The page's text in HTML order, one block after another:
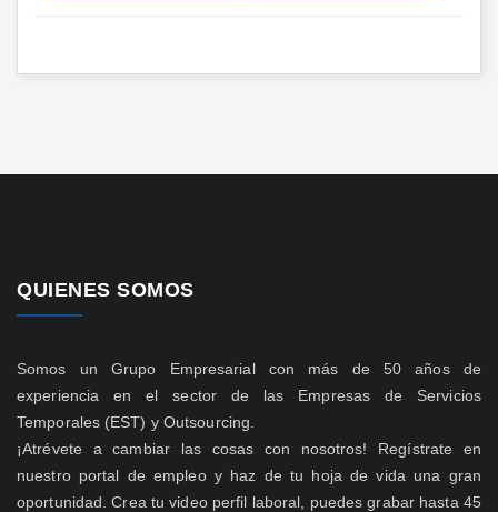
QUIENES SOMOS
Somos un Grupo Empresarial con más de 50 años de
experiencia en el sector de las Empresas de Servicios
Temporales (EST) y Outsourcing.
¡Atrévete a cambiar las cosas con nosotros! Regístrate en
nuestro portal de empleo y haz de tu hoja de vida una gran
oportunidad. Crea tu video perfil laboral, puedes grabar hasta 45